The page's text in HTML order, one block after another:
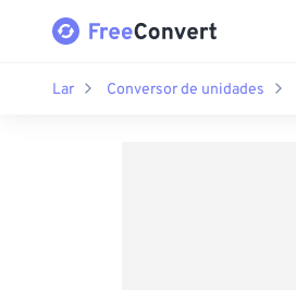
Lar Conversor de unidades